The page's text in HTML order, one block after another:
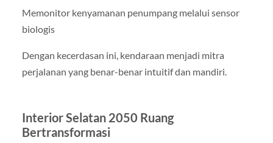
Memonitor kenyamanan penumpang melalui sensor
biologis
Dengan kecerdasan ini, kendaraan menjadi mitra
perjalanan yang benar-benar intuitif dan mandiri.
Interior Selatan 2050 Ruang
Bertransformasi